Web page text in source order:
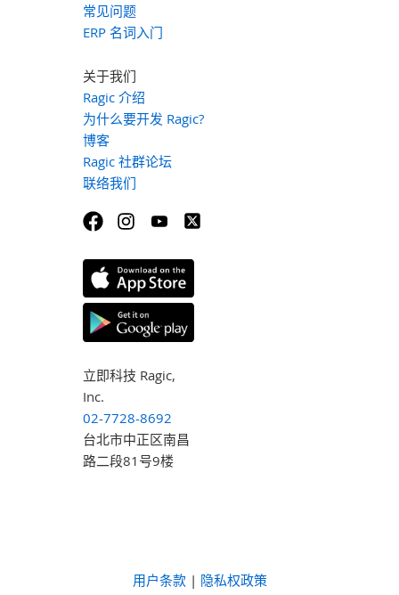
常见问题
ERP 名词入门
关于我们
Ragic 介绍
为什么要开发 Ragic?
博客
Ragic 社群论坛
联络我们
立即科技 Ragic,
Inc.
02-7728-8692
台北市中正区南昌
路二段81号9楼
用户条款| 隐私权政策